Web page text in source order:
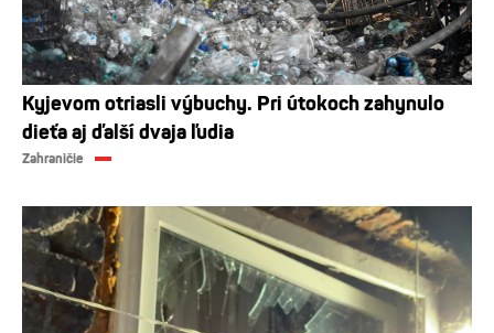
Kyjevom otriasli výbuchy. Pri útokoch zahynulo
dieťa aj ďalší dvaja ľudia
Zahraničie